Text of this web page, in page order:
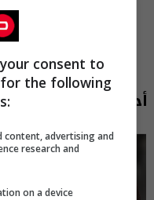
أحدث الحلقات
consent to
the following
content, advertising and
research and
on a device